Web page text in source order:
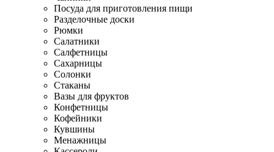
Посуда для приготовления пищи
Разделочные доски
Рюмки
Салатники
Салфетницы
Сахарницы
Солонки
Стаканы
Вазы для фруктов
Конфетницы
Кофейники
Кувшины
Менажницы